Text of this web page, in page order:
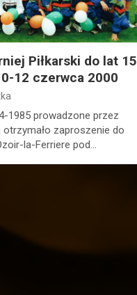
Piłkarski do lat 15
12 czerwca 2000
1985 prowadzone przez
zaproszenie do
la-Ferriere pod…